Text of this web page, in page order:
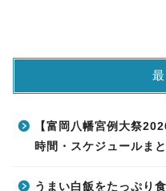
【富岡八幡宮例大祭
時間・スケジュールま
うまい白飯をたっぷり